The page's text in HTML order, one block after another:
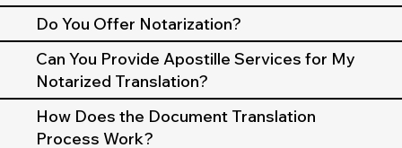
Do You Offer Notarization?
Can You Provide Apostille Services for My
Notarized Translation?
How Does the Document Translation
Process Work?